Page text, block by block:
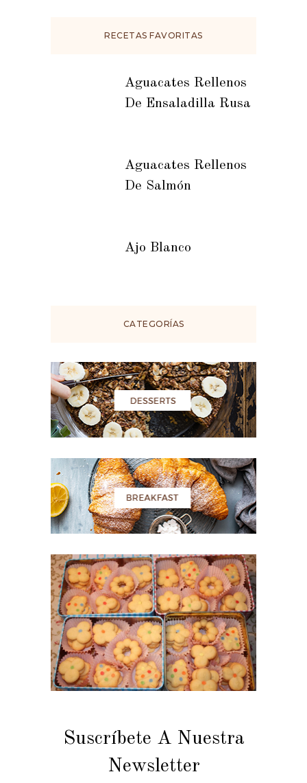
RECETAS FAVORITAS
Aguacates Rellenos
De Ensaladilla Rusa
Aguacates Rellenos
De Salmón
Ajo Blanco
CATEGORÍAS
Suscríbete A Nuestra
Newsletter